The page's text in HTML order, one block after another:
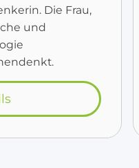
Die Frau,
und